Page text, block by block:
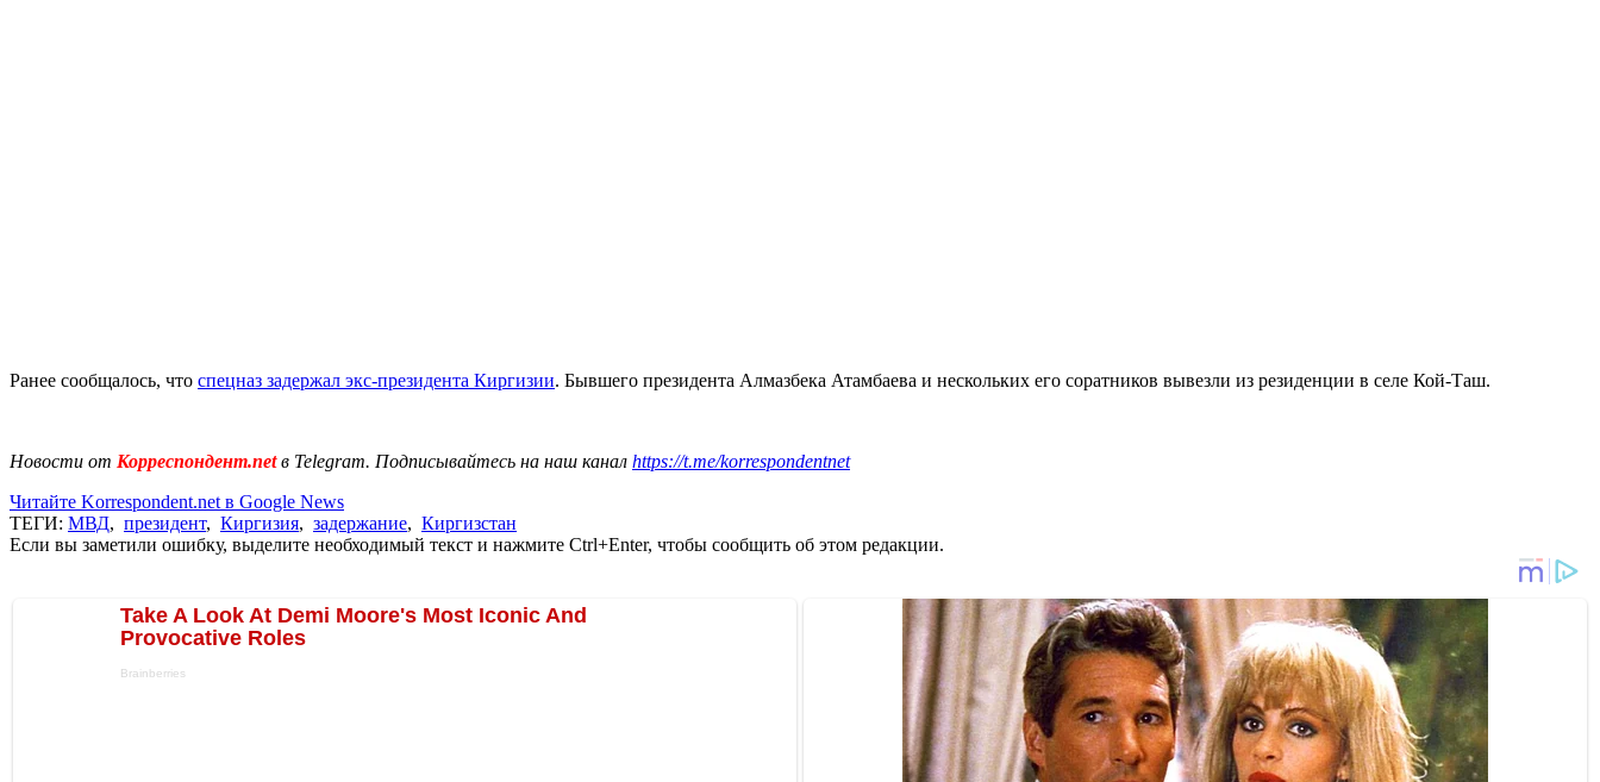
Ранее сообщалось, что спецназ задержал экс-президента Киргизии. Бывшего президента Алмазбека Атамбаева и нескольких его соратников вывезли из резиденции в селе Кой-Таш.
Новости от Корреспондент.netв Telegram. Подписывайтесь на наш канал https://t.me/korrespondentnet
Читайте Korrespondent.net в Google News
ТЕГИ: МВД, президент, Киргизия, задержание, Киргизстан
Если вы заметили ошибку, выделите необходимый текст и нажмите Ctrl+Enter, чтобы сообщить об этом редакции.